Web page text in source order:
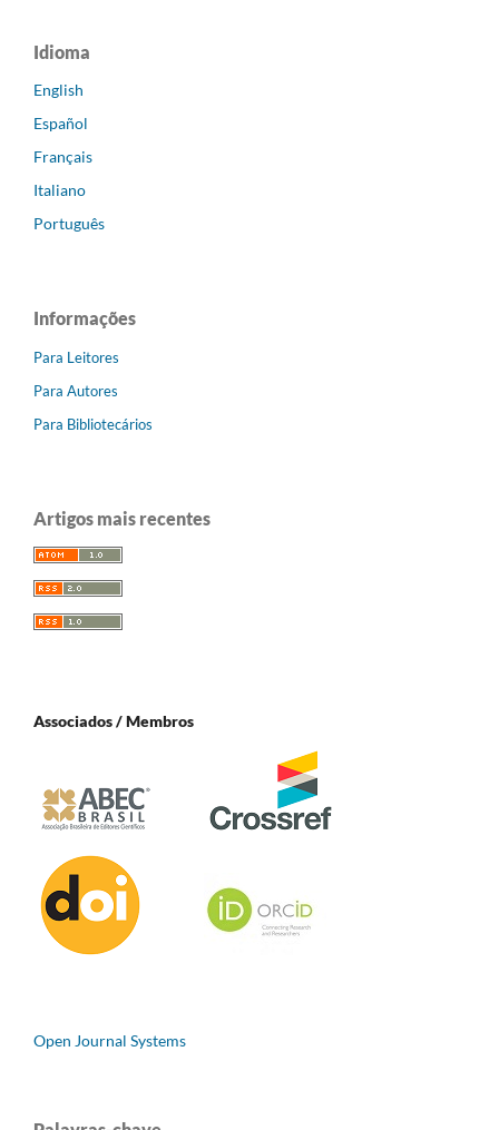
Idioma
English
Español
Français
Italiano
Português
Informações
Para Leitores
Para Autores
Para Bibliotecários
Artigos mais recentes
Associados / Membros
Open Journal Systems